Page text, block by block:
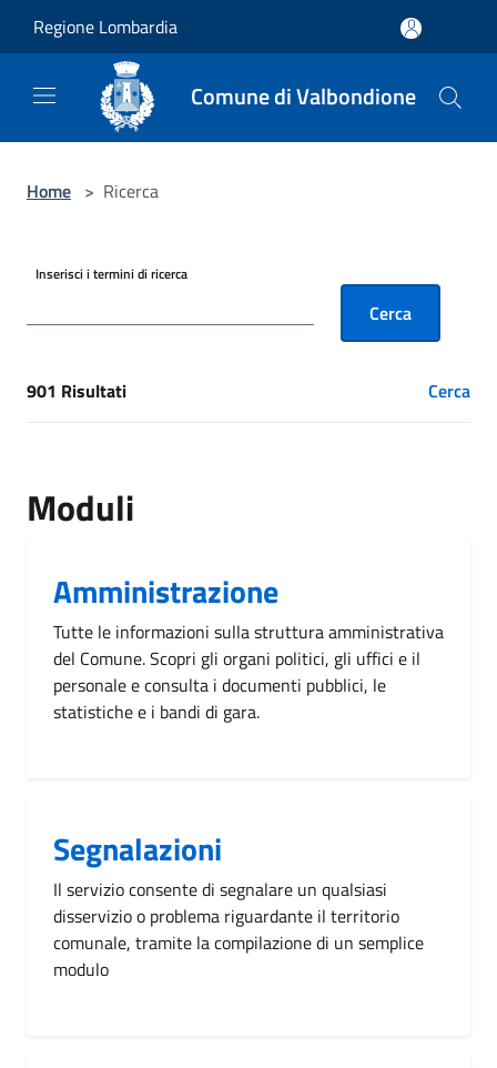
Regione Lombardia
Comune di Valbondione
Home > Ricerca
Inserisci i termini di ricerca
Cerca
[results] Risultati
901 Risultati Cerca
Moduli
Amministrazione
Tutte le informazioni sulla struttura amministrativa
del Comune. Scopri gli organi politici, gli uffici e il
personale e consulta i documenti pubblici, le
statistiche e i bandi di gara.
Segnalazioni
Il servizio consente di segnalare un qualsiasi
disservizio o problema riguardante il territorio
comunale, tramite la compilazione di un semplice
modulo